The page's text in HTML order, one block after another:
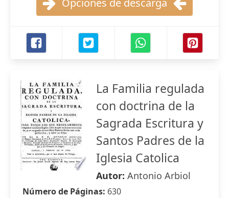
Opciones de descarga
La Familia regulada
con doctrina de la
Sagrada Escritura y
Santos Padres de la
Iglesia Catolica
Autor: Antonio Arbiol
Número de Páginas: 630